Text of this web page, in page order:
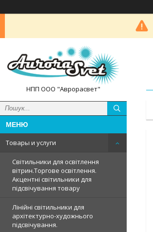
НПП ООО "Аврорасвет"
Товары и услуги
Світильники для освітлення
вітрин.Торгове освітлення.
Акцентні світильники для
підсвічування товару
Лінійні світильники для
архітектурно-художнього
підсвічування.